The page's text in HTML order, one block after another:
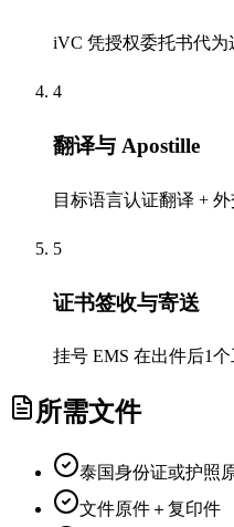
iVC 凭授权委托书代为
4
翻译与 Apostille
目标语言认证翻译 + 外
5
证书签收与寄送
挂号 EMS 在出件后1个
所需文件
泰国身份证或护照
文件原件＋复印件